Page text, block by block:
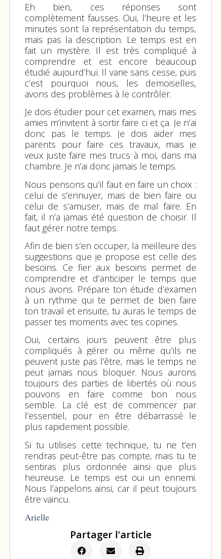
Eh bien, ces réponses sont
complètement fausses. Oui, l’heure et les
minutes sont la représentation du temps,
mais pas la description. Le temps est en
fait un mystère. Il est très compliqué à
comprendre et est encore beaucoup
étudié aujourd’hui. Il varie sans cesse, puis
c’est pourquoi nous, les demoiselles,
avons des problèmes à le contrôler.
Je dois étudier pour cet examen, mais mes
amies m’invitent à sortir faire ci et ça. Je n’ai
donc pas le temps. Je dois aider mes
parents pour faire ces travaux, mais je
veux juste faire mes trucs à moi, dans ma
chambre. Je n’ai donc jamais le temps.
Nous pensons qu’il faut en faire un choix :
celui de s’ennuyer, mais de bien faire ou
celui de s’amuser, mais de mal faire. En
fait, il n’a jamais été question de choisir. Il
faut gérer notre temps.
Afin de bien s’en occuper, la meilleure des
suggestions que je propose est celle des
besoins. Ce fier aux besoins permet de
comprendre et d’anticiper le temps que
nous avons. Prépare ton étude d’examen
à un rythme qui te permet de bien faire
ton travail et ensuite, tu auras le temps de
passer tes moments avec tes copines.
Oui, certains jours peuvent être plus
compliqués à gérer ou même qu’ils ne
peuvent juste pas l’être, mais le temps ne
peut jamais nous bloquer. Nous aurons
toujours des parties de libertés où nous
pouvons en faire comme bon nous
semble. La clé est de commencer par
l’essentiel, pour en être débarrassé le
plus rapidement possible.
Si tu utilises cette technique, tu ne t’en
rendras peut-être pas compte, mais tu te
sentiras plus ordonnée ainsi que plus
heureuse. Le temps est oui un ennemi.
Nous l’appelons ainsi, car il peut toujours
être vaincu.
Arielle
Partager l'article